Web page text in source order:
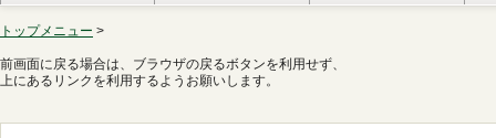
トップメニュー >
前画面に戻る場合は、ブラウザの戻るボタンを利用せず、
上にあるリンクを利用するようお願いします。